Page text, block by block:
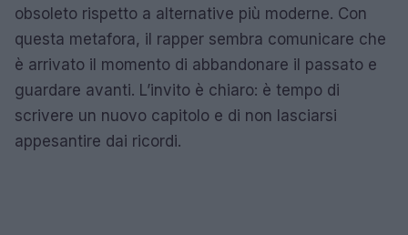
obsoleto rispetto a alternative più moderne. Con
questa metafora, il rapper sembra comunicare che
è arrivato il momento di abbandonare il passato e
guardare avanti. L’invito è chiaro: è tempo di
scrivere un nuovo capitolo e di non lasciarsi
appesantire dai ricordi.